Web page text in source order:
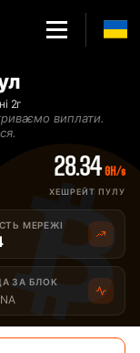
- 2Miners
2г
виплати.
28.34 GH/s
ХЕШРЕЙТ ПУЛУ
МЕРЕЖІ
ЗА БЛОК